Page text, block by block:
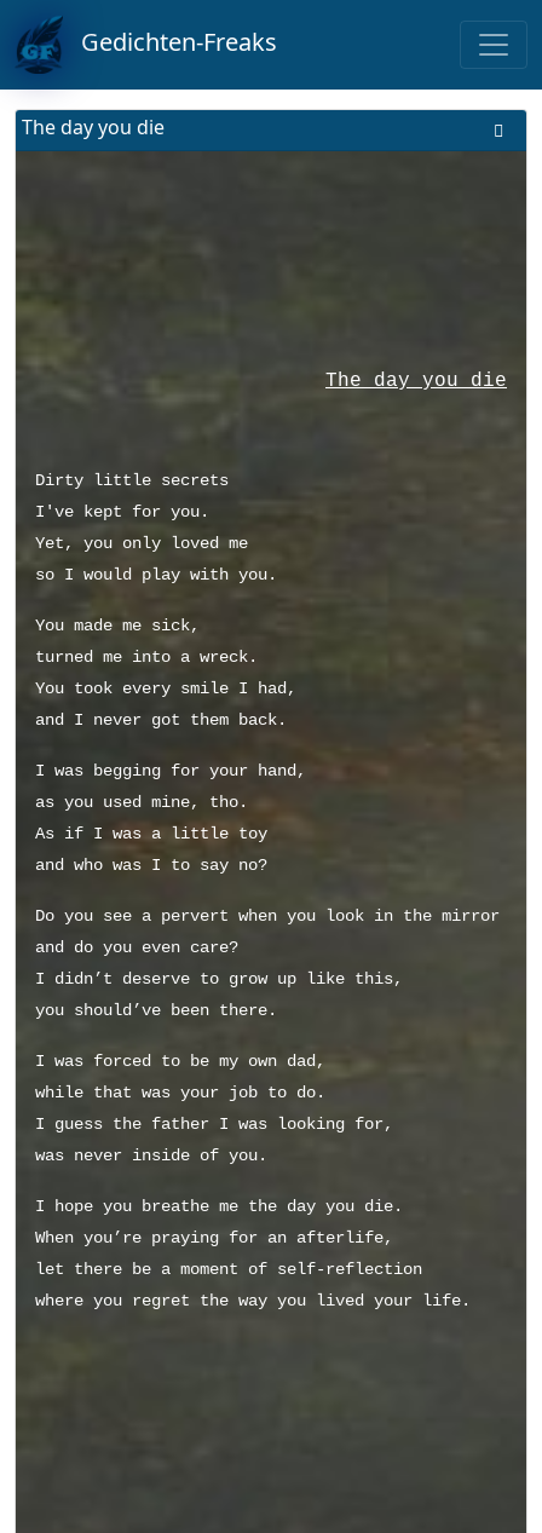
Gedichten-Freaks
The day you die
The day you die
Dirty little secrets
I've kept for you.
Yet, you only loved me
so I would play with you.
You made me sick,
turned me into a wreck.
You took every smile I had,
and I never got them back.
I was begging for your hand,
as you used mine, tho.
As if I was a little toy
and who was I to say no?
Do you see a pervert when you look in the mirror
and do you even care?
I didn’t deserve to grow up like this,
you should’ve been there.
I was forced to be my own dad,
while that was your job to do.
I guess the father I was looking for,
was never inside of you.
I hope you breathe me the day you die.
When you’re praying for an afterlife,
let there be a moment of self-reflection
where you regret the way you lived your life.